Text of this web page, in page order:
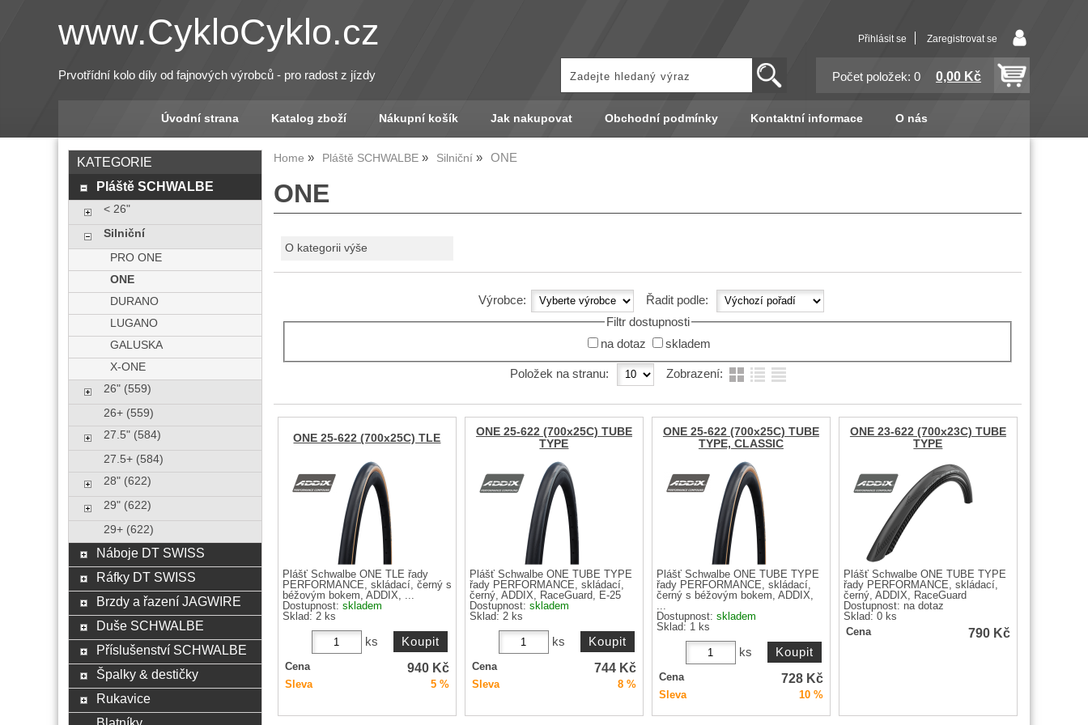
Přihlásit se Zaregistrovat se
Počet položek: 0 0,00 Kč
www.CykloCyklo.cz
Prvotřídní kolo díly od fajnových výrobců - pro radost z jízdy
Úvodní strana Katalog zboží Nákupní košík Jak nakupovat Obchodní podmínky Kontaktní informace O nás
Home Pláště SCHWALBE Silniční ONE
ONE
O kategorii výše
Výrobce:
Řadit podle:
Filtr dostupnosti
na dotaz
skladem
Položek na stranu: Zobrazení:
ONE 25-622 (700x25C) TLE
Plášť Schwalbe ONE TLE řady
PERFORMANCE, skládací, černý s
béžovým bokem, ADDIX, ...
Dostupnost: skladem
Sklad: 2 ks
ks
Cena 940 Kč
Sleva 5 %
ONE 25-622 (700x25C) TUBE
TYPE
Plášť Schwalbe ONE TUBE TYPE
řady PERFORMANCE, skládací,
černý, ADDIX, RaceGuard, E-25
Dostupnost: skladem
Sklad: 2 ks
ks
Cena 744 Kč
Sleva 8 %
ONE 25-622 (700x25C) TUBE
TYPE, CLASSIC
Plášť Schwalbe ONE TUBE TYPE
řady PERFORMANCE, skládací,
černý s béžovým bokem, ADDIX,
...
Dostupnost: skladem
Sklad: 1 ks
ks
Cena 728 Kč
Sleva 10 %
ONE 23-622 (700x23C) TUBE
TYPE
Plášť Schwalbe ONE TUBE TYPE
řady PERFORMANCE, skládací,
černý, ADDIX, RaceGuard
Dostupnost: na dotaz
Sklad: 0 ks
Cena
790 Kč
KATEGORIE
Pláště SCHWALBE
< 26"
Silniční
PRO ONE
ONE
DURANO
LUGANO
GALUSKA
X-ONE
26" (559)
26+ (559)
27.5" (584)
27.5+ (584)
28" (622)
29" (622)
29+ (622)
Náboje DT SWISS
Ráfky DT SWISS
Brzdy a řazení JAGWIRE
Duše SCHWALBE
Příslušenství SCHWALBE
Špalky & destičky
Rukavice